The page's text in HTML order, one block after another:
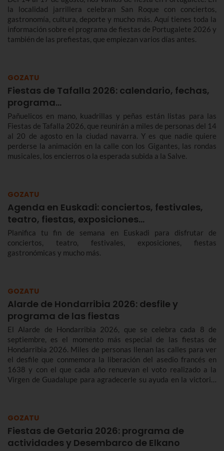
la localidad jarrillera celebran San Roque con conciertos,
gastronomía, cultura, deporte y mucho más. Aquí tienes toda la
información sobre el programa de fiestas de Portugalete 2026 y
también de las prefiestas, que empiezan varios días antes.
GOZATU
Fiestas de Tafalla 2026: calendario, fechas,
programa…
Pañuelicos en mano, kuadrillas y peñas están listas para las
Fiestas de Tafalla 2026, que reunirán a miles de personas del 14
al 20 de agosto en la ciudad navarra. Y es que nadie quiere
perderse la animación en la calle con los Gigantes, las rondas
musicales, los encierros o la esperada subida a la Salve.
GOZATU
Agenda en Euskadi: conciertos, festivales,
teatro, fiestas, exposiciones…
Planifica tu fin de semana en Euskadi para disfrutar de
conciertos, teatro, festivales, exposiciones, fiestas
gastronómicas y mucho más.
GOZATU
Alarde de Hondarribia 2026: desfile y
programa de las fiestas
El Alarde de Hondarribia 2026, que se celebra cada 8 de
septiembre, es el momento más especial de las fiestas de
Hondarribia 2026. Miles de personas llenan las calles para ver
el desfile que conmemora la liberación del asedio francés en
1638 y con el que cada año renuevan el voto realizado a la
Virgen de Guadalupe para agradecerle su ayuda en la victoria.
septiembre.
GOZATU
Fiestas de Getaria 2026: programa de
actividades y Desembarco de Elkano